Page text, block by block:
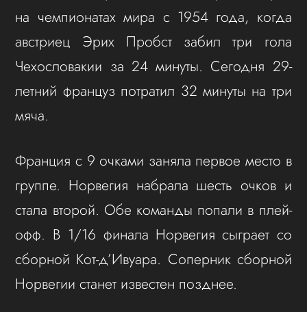
на чемпионатах мира с 1954 года, когда
австриец Эрих Пробст забил три гола
Чехословакии за 24 минуты. Сегодня 29-
летний француз потратил 32 минуты на три
мяча.
Франция с 9 очками заняла первое место в
группе. Норвегия набрала шесть очков и
стала второй. Обе команды попали в плей-
офф. В 1/16 финала Норвегия сыграет со
сборной Кот-д’Ивуара. Соперник сборной
Норвегии станет известен позднее.